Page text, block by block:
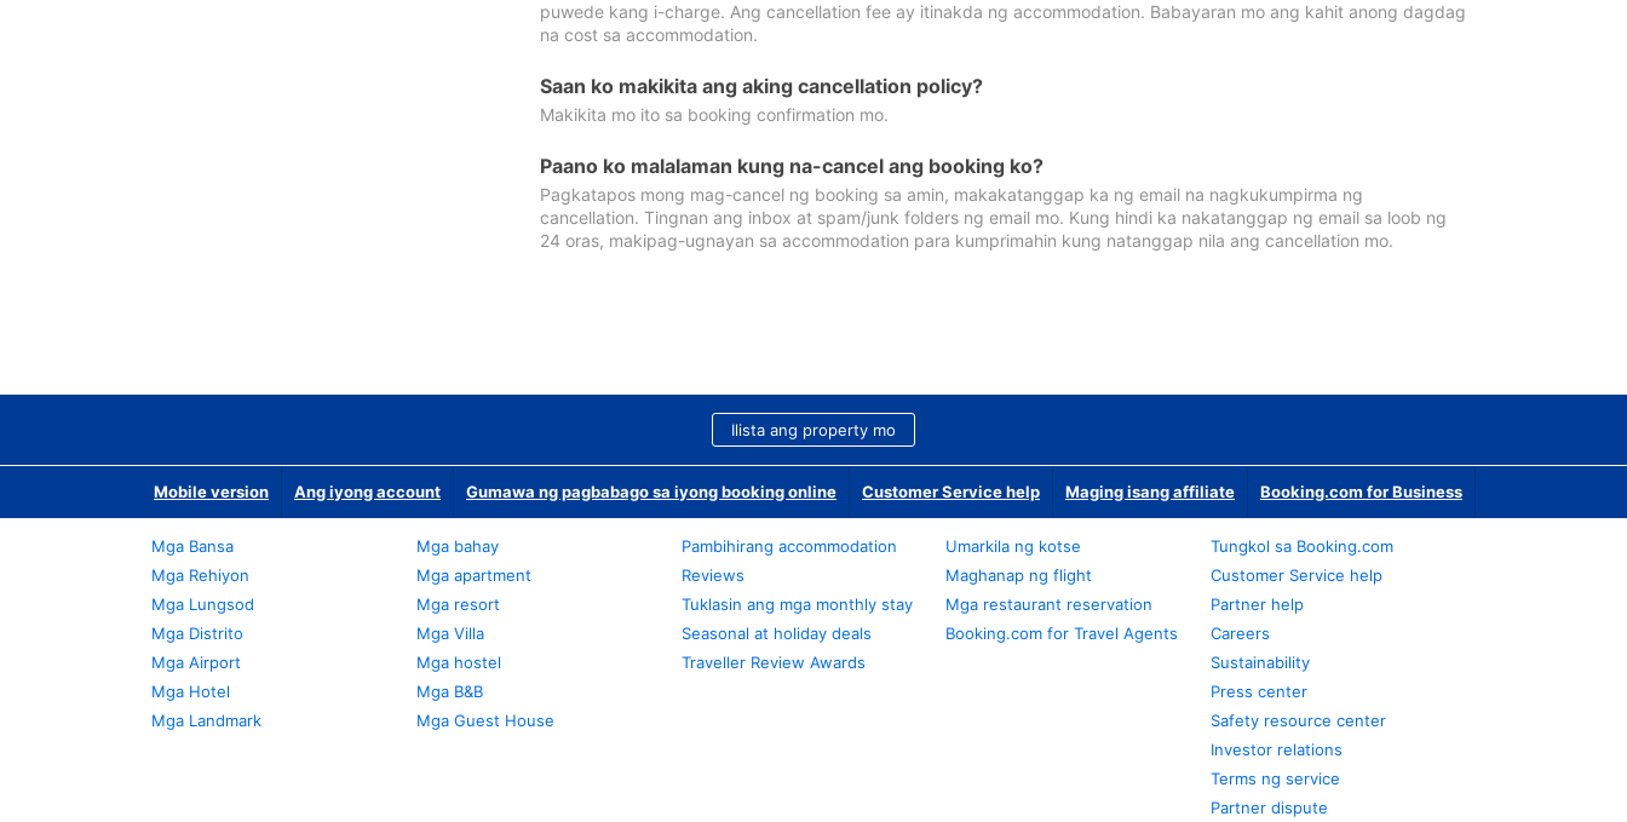
puwede kang i-charge. Ang cancellation fee ay itinakda ng accommodation. Babayaran mo ang kahit anong dagdag
na cost sa accommodation.
Saan ko makikita ang aking cancellation policy?
Makikita mo ito sa booking confirmation mo.
Paano ko malalaman kung na-cancel ang booking ko?
Pagkatapos mong mag-cancel ng booking sa amin, makakatanggap ka ng email na nagkukumpirma ng
cancellation. Tingnan ang inbox at spam/junk folders ng email mo. Kung hindi ka nakatanggap ng email sa loob ng
24 oras, makipag-ugnayan sa accommodation para kumprimahin kung natanggap nila ang cancellation mo.
Ilista ang property mo
Mobile version Ang iyong account Gumawa ng pagbabago sa iyong booking online Customer Service help Maging isang affiliate Booking.com for Business
Mga Bansa
Mga Rehiyon
Mga Lungsod
Mga Distrito
Mga Airport
Mga Hotel
Mga Landmark
Mga bahay
Mga apartment
Mga resort
Mga Villa
Mga hostel
Mga B&B
Mga Guest House
Pambihirang accommodation
Reviews
Tuklasin ang mga monthly stay
Seasonal at holiday deals
Traveller Review Awards
Umarkila ng kotse
Maghanap ng flight
Mga restaurant reservation
Booking.com for Travel Agents
Tungkol sa Booking.com
Customer Service help
Partner help
Careers
Sustainability
Press center
Safety resource center
Investor relations
Terms ng service
Partner dispute